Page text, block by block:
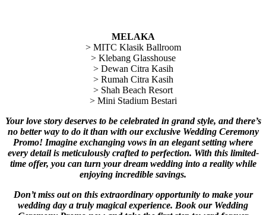
MELAKA
> MITC Klasik Ballroom
> Klebang Glasshouse
> Dewan Citra Kasih
> Rumah Citra Kasih
> Shah Beach Resort
> Mini Stadium Bestari
Your love story deserves to be celebrated in grand style, and there’s
no better way to do it than with our exclusive Wedding Ceremony
Promo! Imagine exchanging vows in an elegant setting where
every detail is meticulously crafted to perfection. With this limited-
time offer, you can turn your dream wedding into a reality while
enjoying incredible savings.
Don’t miss out on this extraordinary opportunity to make your
wedding day a truly magical experience. Book our Wedding